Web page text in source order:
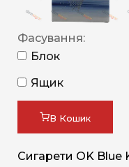
Фасування:
Блок
Ящик
В Кошик
Сигарети OK Blue